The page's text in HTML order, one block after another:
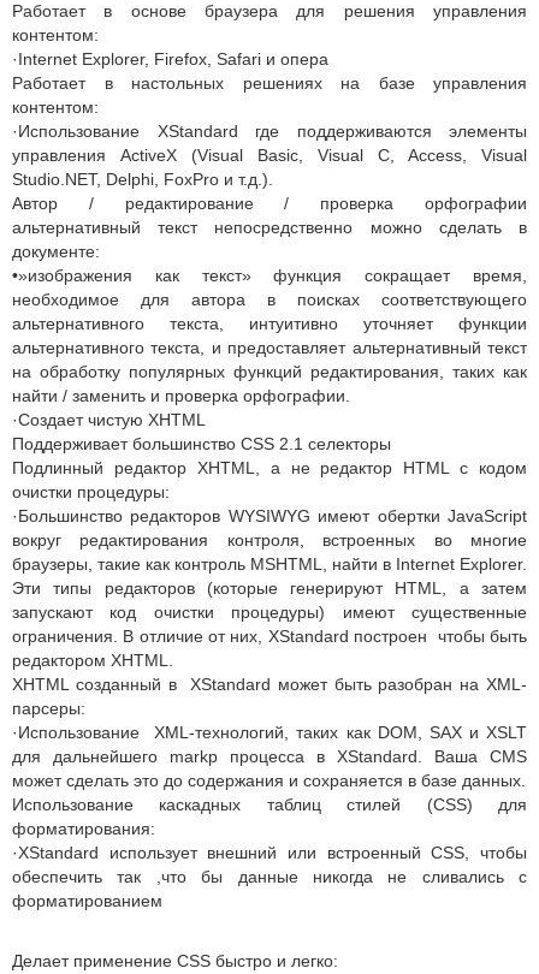
Работает в основе браузера для решения управления
контентом:
·Internet Explorer, Firefox, Safari и опера
Работает в настольных решениях на базе управления
контентом:
·Использование XStandard где поддерживаются элементы
управления ActiveX (Visual Basic, Visual C, Access, Visual
Studio.NET, Delphi, FoxPro и т.д.).
Автор / редактирование / проверка орфографии
альтернативный текст непосредственно можно сделать в
документе:
•»изображения как текст» функция сокращает время,
необходимое для автора в поисках соответствующего
альтернативного текста, интуитивно уточняет функции
альтернативного текста, и предоставляет альтернативный текст
на обработку популярных функций редактирования, таких как
найти / заменить и проверка орфографии.
·Создает чистую XHTML
Поддерживает большинство CSS 2.1 селекторы
Подлинный редактор XHTML, а не редактор HTML с кодом
очистки процедуры:
·Большинство редакторов WYSIWYG имеют обертки JavaScript
вокруг редактирования контроля, встроенных во многие
браузеры, такие как контроль MSHTML, найти в Internet Explorer.
Эти типы редакторов (которые генерируют HTML, а затем
запускают код очистки процедуры) имеют существенные
ограничения. В отличие от них, XStandard построен чтобы быть
редактором XHTML.
XHTML созданный в XStandard может быть разобран на XML-
парсеры:
·Использование XML-технологий, таких как DOM, SAX и XSLT
для дальнейшего markp процесса в XStandard. Ваша CMS
может сделать это до содержания и сохраняется в базе данных.
Использование каскадных таблиц стилей (CSS) для
форматирования:
·XStandard использует внешний или встроенный CSS, чтобы
обеспечить так ,что бы данные никогда не сливались с
форматированием
Делает применение CSS быстро и легко: